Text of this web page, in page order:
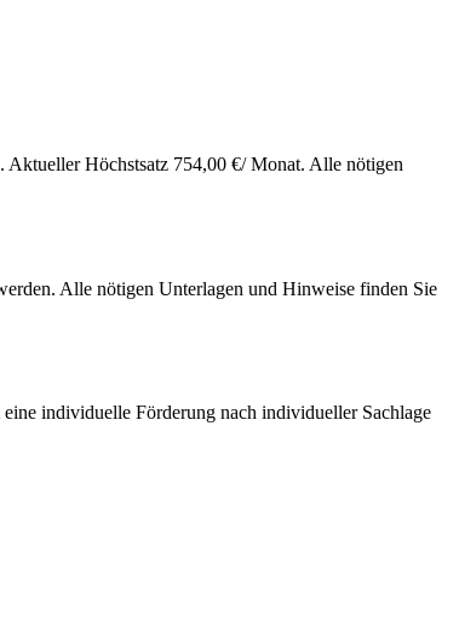
Höchstsatz 754,00 €/ Monat. Alle nötigen
Alle nötigen Unterlagen und Hinweise finden Sie
individuelle Förderung nach individueller Sachlage